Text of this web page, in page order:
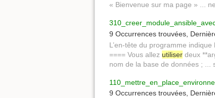
« Bienvenue sur ma page » ...
9 Occurrences trouvées
L’en-tête du programme
==== Vous allez utiliser deux
nom de la base de données ; ...
9 Occurrences trouvées,